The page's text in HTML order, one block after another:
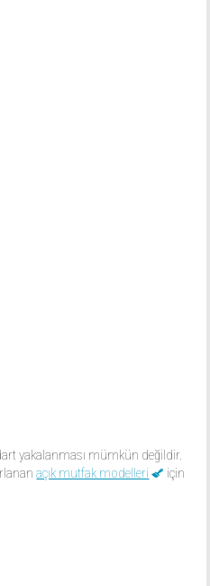
yakalanması mümkün değildir.
açık mutfak modelleri
için